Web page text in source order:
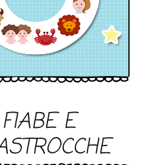
FIABE E